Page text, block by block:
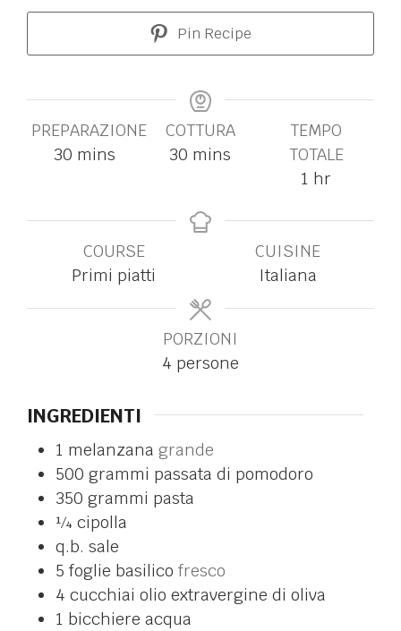
Pin Recipe
PREPARAZIONE
30 mins
COTTURA
30 mins
TEMPO
TOTALE
1 hr
COURSE
Primi piatti
CUISINE
Italiana
PORZIONI
4 persone
INGREDIENTI
1 melanzana grande
500 grammi passata di pomodoro
350 grammi pasta
¼ cipolla
q.b. sale
5 foglie basilico fresco
4 cucchiai olio extravergine di oliva
1 bicchiere acqua